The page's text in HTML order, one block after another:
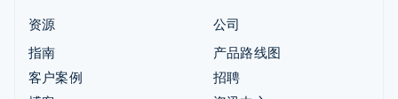
资源
指南
客户案例
公司
产品路线图
招聘